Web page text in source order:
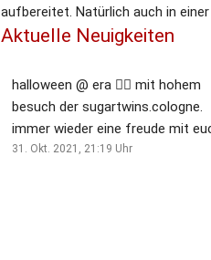
aufbereitet. Natürlich auch in
Aktuelle Neuigkeiten
halloween @ era 🧟‍♂️ mit hohem
besuch der sugartwins.cologne.
immer wieder eine freude mit
🤗viel spaaaaß euch allen🥳
31. Okt. 2021, 21:19 Uhr